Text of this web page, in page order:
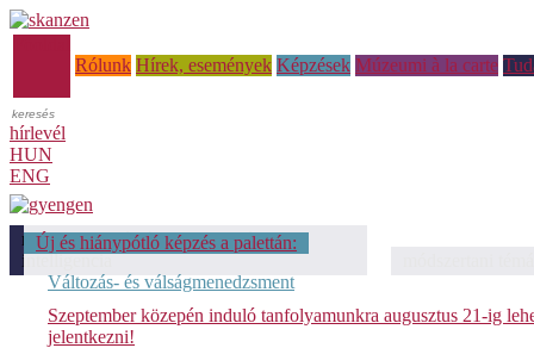
Rólunk Hírek, események Képzések Múzeumi à la carte
hírlevél
HUN
ENG
Új és hiánypótló képzés a palettán:
Változás- és válságmenedzsment
Szeptember közepén induló tanfolyamunkra augusztus 21-ig
jelentkezni!
módszertani témáink: Mesterséges
intelligencia